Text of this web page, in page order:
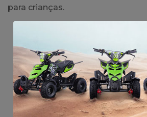
para crianças.
UMA MARCA DE